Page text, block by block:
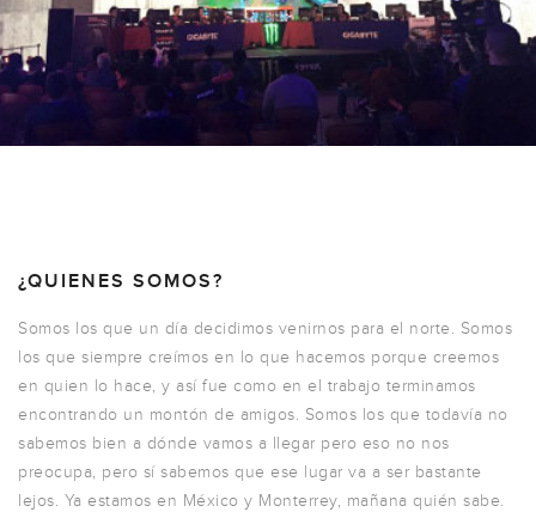
¿QUIENES SOMOS?
Somos los que un día decidimos venirnos para el norte. Somos
los que siempre creímos en lo que hacemos porque creemos
en quien lo hace, y así fue como en el trabajo terminamos
encontrando un montón de amigos. Somos los que todavía no
sabemos bien a dónde vamos a llegar pero eso no nos
preocupa, pero sí sabemos que ese lugar va a ser bastante
lejos. Ya estamos en México y Monterrey, mañana quién sabe.